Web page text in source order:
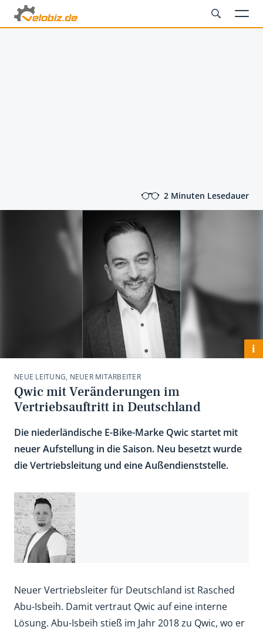
2 Minuten Lesedauer
i
NEUE LEITUNG, NEUER MITARBEITER
Qwic mit Veränderungen im
Vertriebsauftritt in Deutschland
Die niederländische E-Bike-Marke Qwic startet mit
neuer Aufstellung in die Saison. Neu besetzt wurde
die Vertriebsleitung und eine Außendienststelle.
Neuer Vertriebsleiter für Deutschland ist Rasched
Abu-Isbeih. Damit vertraut Qwic auf eine interne
Lösung. Abu-Isbeih stieß im Jahr 2018 zu Qwic, wo er